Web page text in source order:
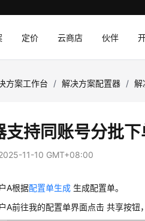
定价 云商店 伙伴
方案工作台 / 解决方案配置器 / 解
支持同账号分批
11-10 GMT+08:00
A根据配置单生成 生成配置单。
A前往我的配置单界面点击 共享按钮